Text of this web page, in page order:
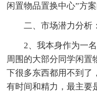
闲置物品置换中心”方案
二、市场潜力分析：
2、我本身作为一
周围的大部分同学闲置
下很多东西都用不到了
有时间和精力，最主要